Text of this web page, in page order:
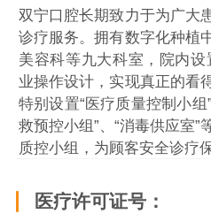
双宁口腔长期致力于为广大
诊疗服务。拥有数字化种植
美容科等九大科室，院内
业操作设计，实现真正的看
特别设置“医疗质量控制小组
救预控小组”、“消毒供应室
质控小组，为顾客安全诊疗
医疗许可证号：